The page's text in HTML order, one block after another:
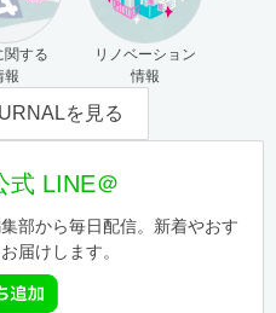
関する
報
リノベーション
情報
を見る
式 LINE＠
部から毎日配信。新着やおす
届けします。